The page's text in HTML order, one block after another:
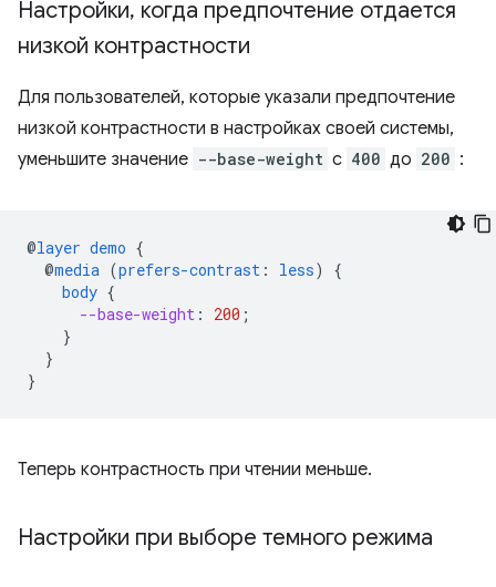
Настройки, когда предпочтение отдается
низкой контрастности
Для пользователей, которые указали предпочтение
низкой контрастности в настройках своей системы,
уменьшите значение --base-weight с 400 до 200 :
@layer demo {
@media (prefers-contrast : less)
{
body {
--base-weight : 200 ;
}
}
}
Теперь контрастность при чтении меньше.
Настройки при выборе темного режима